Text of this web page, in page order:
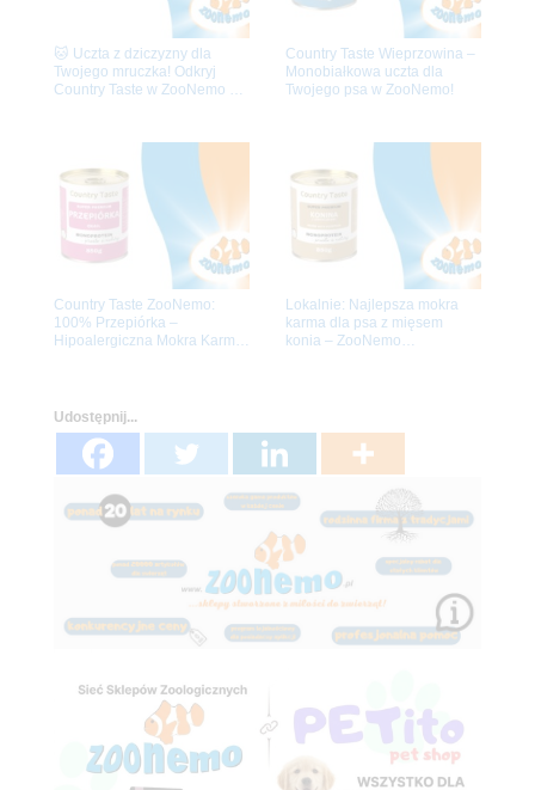
🐱 Uczta z dziczyzny dla
Twojego mruczka! Odkryj
Country Taste w ZooNemo – z
Country Taste Wieprzowina –
Monobiałkowa uczta dla
Twojego psa w ZooNemo!
Country Taste ZooNemo:
100% Przepiórka –
Hipoalergiczna Mokra Karma
Lokalnie: Najlepsza mokra
karma dla psa z mięsem
konia – ZooNemo
Udostępnij...